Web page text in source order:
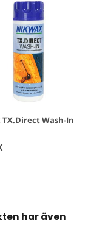
Wash-In
har även